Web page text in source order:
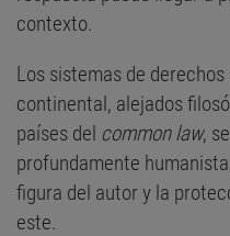
contexto.
Los sistemas de
continental, alejados
países del common law,
profundamente
figura del autor y la
este.